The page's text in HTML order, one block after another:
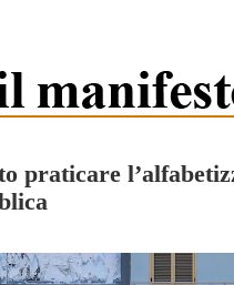
praticare